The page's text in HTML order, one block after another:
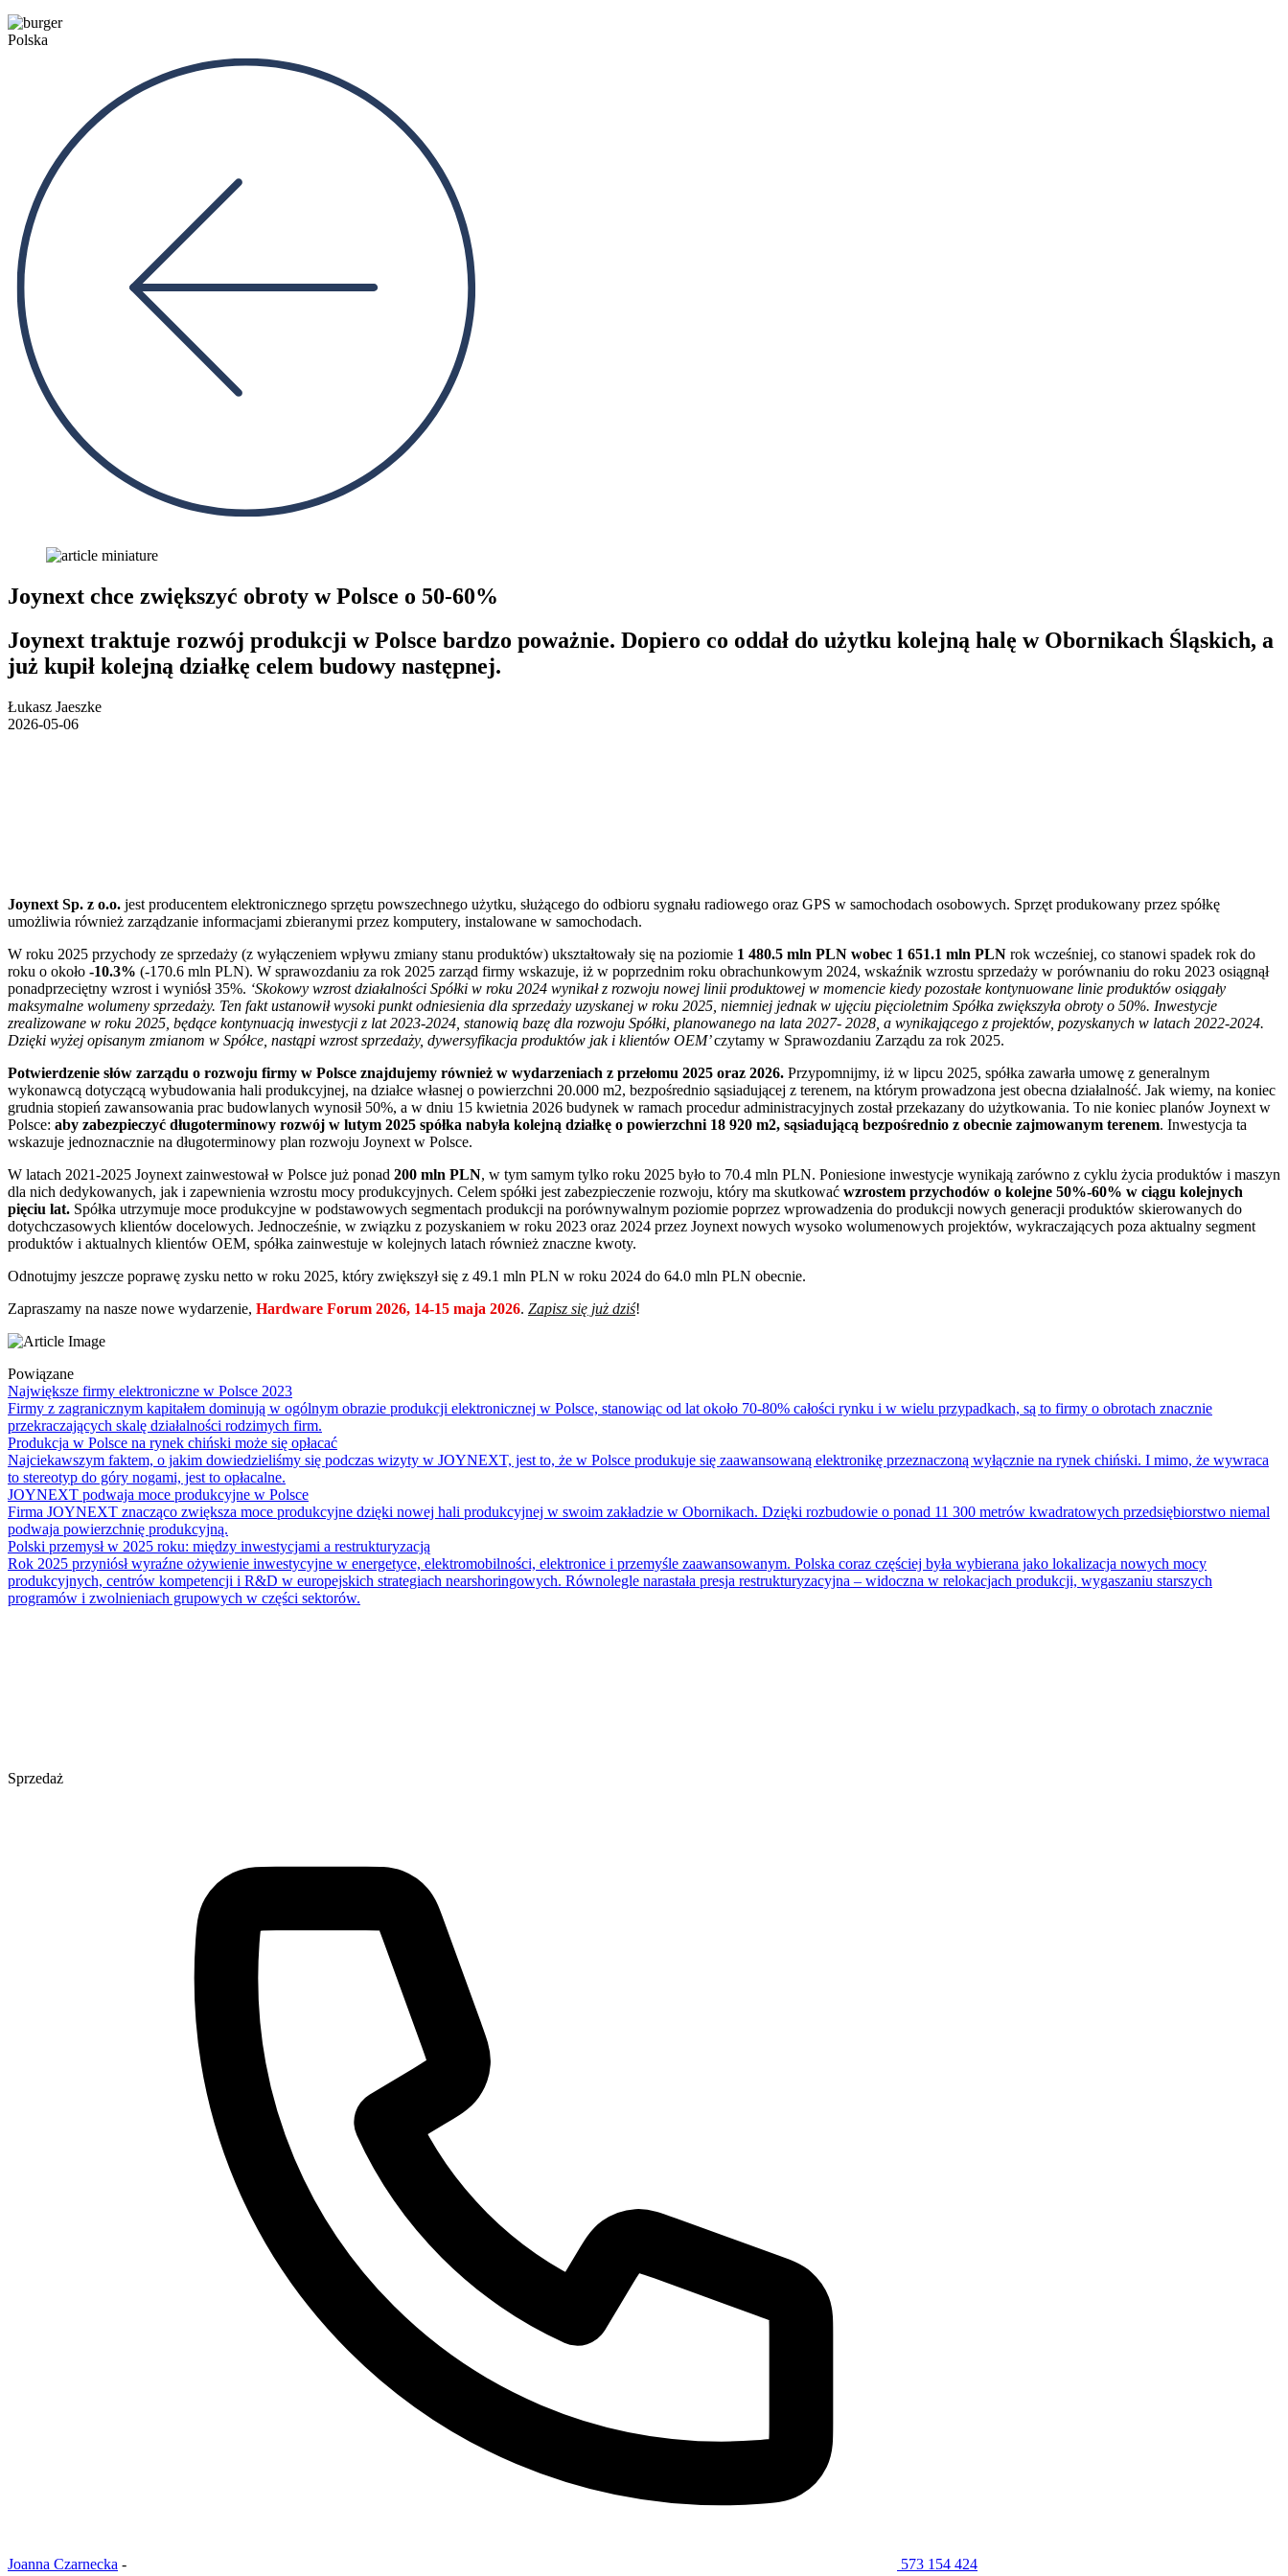
Polska
Joynext chce zwiększyć obroty w Polsce o 50-60%
Joynext traktuje rozwój produkcji w Polsce bardzo poważnie. Dopiero co oddał do użytku kolejną halę w Obornikach Śląskich, a
już kupił kolejną działkę celem budowy następnej.
Łukasz Jaeszke
2026-05-06
Joynext Sp. z o.o. jest producentem elektronicznego sprzętu powszechnego użytku, służącego do odbioru sygnału radiowego oraz GPS w samochodach osobowych. Sprzęt produkowany przez spółkę
umożliwia również zarządzanie informacjami zbieranymi przez komputery, instalowane w samochodach.
W roku 2025 przychody ze sprzedaży (z wyłączeniem wpływu zmiany stanu produktów) ukształtowały się na poziomie 1 480.5 mln PLN wobec 1 651.1 mln PLN rok wcześniej, co stanowi spadek rok do
roku o około -10.3% (-170.6 mln PLN). W sprawozdaniu za rok 2025 zarząd firmy wskazuje, iż w poprzednim roku obrachunkowym 2024, wskaźnik wzrostu sprzedaży w porównaniu do roku 2023 osiągnął
ponadprzeciętny wzrost i wyniósł 35%. ‘Skokowy wzrost działalności Spółki w roku 2024 wynikał z rozwoju nowej linii produktowej w momencie kiedy pozostałe kontynuowane linie produktów osiągały
maksymalne wolumeny sprzedaży. Ten fakt ustanowił wysoki punkt odniesienia dla sprzedaży uzyskanej w roku 2025, niemniej jednak w ujęciu pięcioletnim Spółka zwiększyła obroty o 50%. Inwestycje
zrealizowane w roku 2025, będące kontynuacją inwestycji z lat 2023-2024, stanowią bazę dla rozwoju Spółki, planowanego na lata 2027- 2028, a wynikającego z projektów, pozyskanych w latach 2022-2024.
Dzięki wyżej opisanym zmianom w Spółce, nastąpi wzrost sprzedaży, dywersyfikacja produktów jak i klientów OEM’czytamy w Sprawozdaniu Zarządu za rok 2025.
Potwierdzenie słów zarządu o rozwoju firmy w Polsce znajdujemy również w wydarzeniach z przełomu 2025 oraz 2026. Przypomnijmy, iż w lipcu 2025, spółka zawarła umowę z generalnym
wykonawcą dotyczącą wybudowania hali produkcyjnej, na działce własnej o powierzchni 20.000 m2, bezpośrednio sąsiadującej z terenem, na którym prowadzona jest obecna działalność. Jak wiemy, na koniec
grudnia stopień zawansowania prac budowlanych wynosił 50%, a w dniu 15 kwietnia 2026 budynek w ramach procedur administracyjnych został przekazany do użytkowania. To nie koniec planów Joynext w
Polsce: aby zabezpieczyć długoterminowy rozwój w lutym 2025 spółka nabyła kolejną działkę o powierzchni 18 920 m2, sąsiadującą bezpośrednio z obecnie zajmowanym terenem. Inwestycja ta
wskazuje jednoznacznie na długoterminowy plan rozwoju Joynext w Polsce.
W latach 2021-2025 Joynext zainwestował w Polsce już ponad 200 mln PLN, w tym samym tylko roku 2025 było to 70.4 mln PLN. Poniesione inwestycje wynikają zarówno z cyklu życia produktów i maszyn
dla nich dedykowanych, jak i zapewnienia wzrostu mocy produkcyjnych. Celem spółki jest zabezpieczenie rozwoju, który ma skutkować wzrostem przychodów o kolejne 50%-60% w ciągu kolejnych
pięciu lat. Spółka utrzymuje moce produkcyjne w podstawowych segmentach produkcji na porównywalnym poziomie poprzez wprowadzenia do produkcji nowych generacji produktów skierowanych do
dotychczasowych klientów docelowych. Jednocześnie, w związku z pozyskaniem w roku 2023 oraz 2024 przez Joynext nowych wysoko wolumenowych projektów, wykraczających poza aktualny segment
produktów i aktualnych klientów OEM, spółka zainwestuje w kolejnych latach również znaczne kwoty.
Odnotujmy jeszcze poprawę zysku netto w roku 2025, który zwiększył się z 49.1 mln PLN w roku 2024 do 64.0 mln PLN obecnie.
Zapraszamy na nasze nowe wydarzenie, Hardware Forum 2026, 14-15 maja 2026. Zapisz się już dziś!
Powiązane
Największe firmy elektroniczne w Polsce 2023
Firmy z zagranicznym kapitałem dominują w ogólnym obrazie produkcji elektronicznej w Polsce, stanowiąc od lat około 70-80% całości rynku i w wielu przypadkach, są to firmy o obrotach znacznie
przekraczających skalę działalności rodzimych firm.
Produkcja w Polsce na rynek chiński może się opłacać
Najciekawszym faktem, o jakim dowiedzieliśmy się podczas wizyty w JOYNEXT, jest to, że w Polsce produkuje się zaawansowaną elektronikę przeznaczoną wyłącznie na rynek chiński. I mimo, że wywraca
to stereotyp do góry nogami, jest to opłacalne.
JOYNEXT podwaja moce produkcyjne w Polsce
Firma JOYNEXT znacząco zwiększa moce produkcyjne dzięki nowej hali produkcyjnej w swoim zakładzie w Obornikach. Dzięki rozbudowie o ponad 11 300 metrów kwadratowych przedsiębiorstwo niemal
podwaja powierzchnię produkcyjną.
Polski przemysł w 2025 roku: między inwestycjami a restrukturyzacją
Rok 2025 przyniósł wyraźne ożywienie inwestycyjne w energetyce, elektromobilności, elektronice i przemyśle zaawansowanym. Polska coraz częściej była wybierana jako lokalizacja nowych mocy
produkcyjnych, centrów kompetencji i R&D w europejskich strategiach nearshoringowych. Równolegle narastała presja restrukturyzacyjna – widoczna w relokacjach produkcji, wygaszaniu starszych
programów i zwolnieniach grupowych w części sektorów.
Sprzedaż
Joanna Czarnecka - 573 154 424